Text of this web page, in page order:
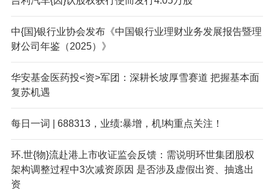
中{国}银行业协会发布《中国银行业理财业务发展报告暨理
财公司年鉴（2025）》
华安基金医药投<资>军团：深耕长坡厚雪赛道 把握基本面
复苏机遇
每日一词 | 688313，业绩:暴增，机!构重点关注！
环.世{物}流赴港上市收证监会反馈：需说明环世集团股权
架构调整过程中3次减资原因 是否涉及虚假出资、抽逃出
资